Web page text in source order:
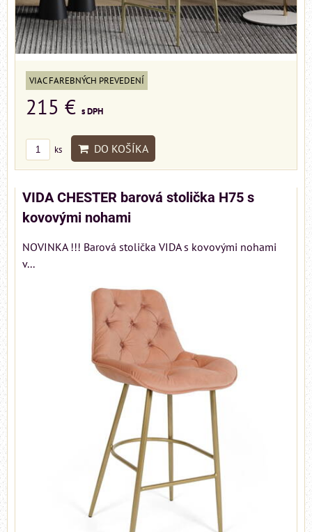
VIAC FAREBNÝCH PREVEDENÍ
215 € s DPH
ks DO KOŠÍKA
VIDA CHESTER barová stolička H75 s
kovovými nohami
NOVINKA !!! Barová stolička VIDA s kovovými nohami
v...